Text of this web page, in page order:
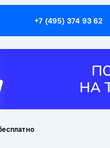
+7 (495) 374 93 62